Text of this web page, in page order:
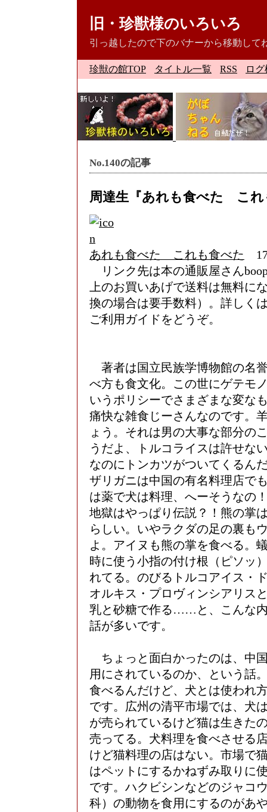
旧・珍獣様のいろいろ
引っ越したので下のバナーから移動して
珍獣の館TOP タイトル一覧 RSS ロ
No.140の記事
周達生『あれも食べた これ
あれも食べた これも食べた
リンク先は本の通販屋さん
上のお買いあげで送料は無料に
換の場合は要手数料）。詳しく
ご利用ガイドをどうぞ。
著者は国立民族学博物館の名
べ方も食文化。この世にゲテモ
いうポリシーでさまざまな変な
痛快な雑食じーさんなのです。
ょう。それは男の大事な部分の
うだよ、トルコライスは許せな
なのにトンカツがついてくるん
ザリガニは中国の有名料理店で
は薬で犬は料理、へーそうなの
地獄はやっぱり伝説？！熊の掌
らしい。いやラクダの足の裏も
よ。アイヌも熊の掌を食べる。
時に使う小指の付け根（ピソッ
れてる。のびるトルコアイス・
オルキス・プロヴィンシアリス
乳と砂糖で作る……と、こんな
話が多いです。
ちょっと面白かったのは、中
用にされているのか、という話
食べるんだけど、犬とは使われ
です。広州の清平市場では、犬
が売られているけど猫は生きた
売ってる。犬料理を食べさせる
けど猫料理の店はない。市場で
はペットにするかねずみ取りに
です。ハクビシンなどのジャコ
科）の動物を食用にするのがあ